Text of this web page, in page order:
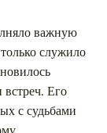
важную
служило
Его
с судьбами